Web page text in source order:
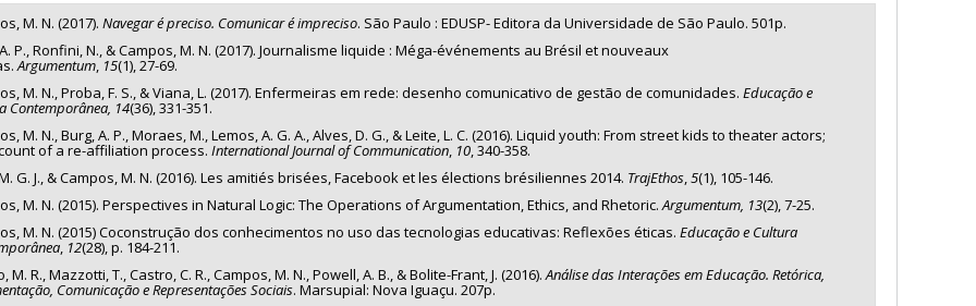
M. N. (2017). Navegar é preciso. Comunicar é impreciso. São Paulo : EDUSP- Editora da Universidade de São Paulo. 501p.
P., Ronfini, N., & Campos, M. N. (2017). Journalisme liquide : Méga-événements au Brésil et nouveaux
Argumentum, 15(1), 27-69.
M. N., Proba, F. S., & Viana, L. (2017). Enfermeiras em rede: desenho comunicativo de gestão de comunidades. Educação e
Contemporânea, 14(36), 331-351.
M. N., Burg, A. P., Moraes, M., Lemos, A. G. A., Alves, D. G., & Leite, L. C. (2016). Liquid youth: From street kids to theater actors;
of a re-affiliation process. International Journal of Communication, 10, 340-358.
G. J., & Campos, M. N. (2016). Les amitiés brisées, Facebook et les élections brésiliennes 2014. TrajEthos,5(1), 105-146.
M. N. (2015). Perspectives in Natural Logic: The Operations of Argumentation, Ethics, and Rhetoric.Argumentum, 13(2), 7-25.
M. N. (2015) Coconstrução dos conhecimentos no uso das tecnologias educativas: Reflexões éticas. Educação e Cultura
, 12(28), p. 184-211.
M. R., Mazzotti, T., Castro, C. R., Campos, M. N., Powell, A. B., & Bolite-Frant, J. (2016).Análise das Interações em Educação. Retórica,
Comunicação e Representações Sociais. Marsupial: Nova Iguaçu. 207p.